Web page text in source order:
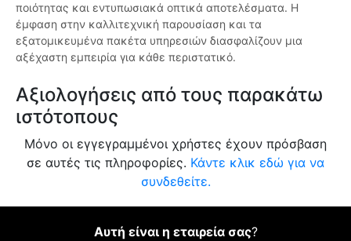
ποιότητας και εντυπωσιακά οπτικά αποτελέσματα. Η
έμφαση στην καλλιτεχνική παρουσίαση και τα
εξατομικευμένα πακέτα υπηρεσιών διασφαλίζουν μια
αξέχαστη εμπειρία για κάθε περιστατικό.
Αξιολογήσεις από τους παρακάτω
ιστότοπους
Μόνο οι εγγεγραμμένοι χρήστες έχουν πρόσβαση
σε αυτές τις πληροφορίες. Κάντε κλικ εδώ για να
συνδεθείτε.
Αυτή είναι η εταιρεία σας?